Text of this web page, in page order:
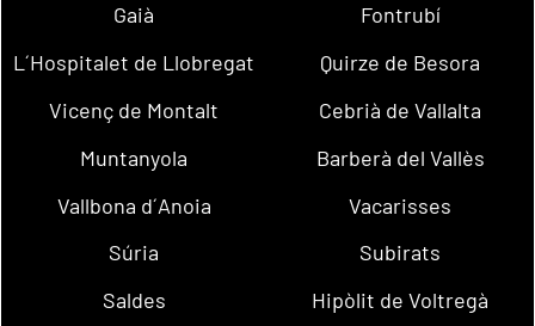
Gaià
Fontrubí
L´Hospitalet de Llobregat
Quirze de Besora
Vicenç de Montalt
Cebrià de Vallalta
Muntanyola
Barberà del Vallès
Vallbona d´Anoia
Vacarisses
Súria
Subirats
Saldes
Hipòlit de Voltregà